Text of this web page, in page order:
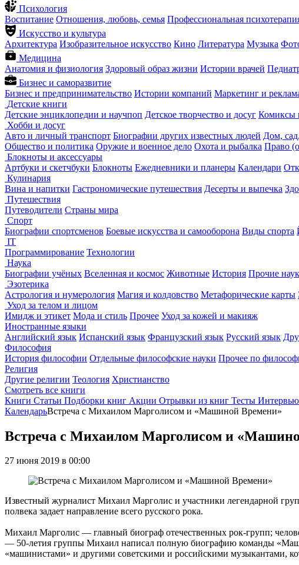
Психология
Воспитание Отношения, любовь, семья Профессиональная
Искусство и культура
Архитектура Изобразительное искусство Кино Литература Музыка
Медицина
Анатомия и физиология Здоровый образ жизни Истории врачей
Бизнес и саморазвитие
Бизнес и предпринимательство Истории компаний Маркетинг и
Детские книги
Детские энциклопедии и научпоп Детское творчество и досуг Комиксы
Хобби и досуг
Авто и личный транспорт Биографии других известных людей Дом,
Общество и политика Оружие и военное дело Охота и рыбалка Право
Блокноты и аксессуары
Артбуки и скетчбуки Блокноты Ежедневники и планеры Календари
Кулинария
Вина и напитки Гастрономические путешествия Десерты и выпечка
Путешествия
Путеводители Страны мира
Спорт
Биографии спортсменов Боевые искусства и самооборона Виды спорта
IT
Программирование Технологии
Наука
Биографии учёных Вселенная и космос Животные История Прочие
Эзотерика
Астрология и нумерология Магия и колдовство Метафорические карты
Уход за телом и лицом
Имидж и этикет Мода и стиль Прочее Уход за кожей и макияж
Иностранные языки
Английский язык Испанский язык Французский язык Русский язык
Философия
История философии Отдельные философские науки Прочее по
Религия
Другие религии Теология Христианство
Смотреть все книги
Книги Статьи Подборки книг Акции Отрывки из книг Тесты Интервью
КалендарьВстреча с Михаилом Марголисом и «Машиной Времени»
Встреча с Михаилом Марголисом и
27 июня 2019 в 00:00
Известный журналист Михаил Марголис и участники легендарной
полвека задает направление всего русского рока.
Михаил Марголис — главный биограф отечественных рок-групп;
— 50-летия группы Михаил написал полную биографию команды
«машинистами» и другими советскими и российскими музыкантами,